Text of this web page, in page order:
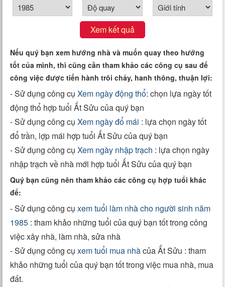
Xem kết quả
Nếu quý bạn xem hướng nhà và muốn quay theo hướng
tốt của mình, thì cũng cần tham khảo các công cụ sau để
công việc được tiến hành trôi chảy, hanh thông, thuận lợi:
- Sử dụng công cụ Xem ngày động thổ: chọn lựa ngày tốt
động thổ hợp tuổi Ất Sửu của quý bạn
- Sử dụng công cụ Xem ngày đổ mái : lựa chọn ngày tốt
đổ trần, lợp mái hợp tuổi Ất Sửu của quý bạn
- Sử dụng công cụ Xem ngày nhập trạch : lựa chọn ngày
nhập trạch về nhà mới hợp tuổi Ất Sửu của quý bạn
Quý bạn cũng nên tham khảo các công cụ hợp tuổi khác
để:
- Sử dụng công cụ xem tuổi làm nhà cho người sinh năm
1985 : tham khảo những tuổi của quý bạn tốt trong công
việc xây nhà, làm nhà, sửa nhà
- Sử dụng công cụ xem tuổi mua nhàcủa Ất Sửu : tham
khảo những tuổi của quý bạn tốt trong việc mua nhà, mua
đất.